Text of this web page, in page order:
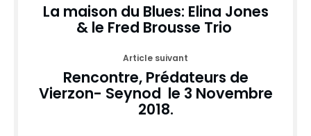
La maison du Blues: Elina Jones
& le Fred Brousse Trio
Article suivant
Rencontre, Prédateurs de
Vierzon- Seynod le 3 Novembre
2018.